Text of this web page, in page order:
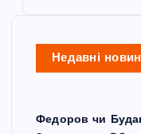
Недавні
Федоров чи